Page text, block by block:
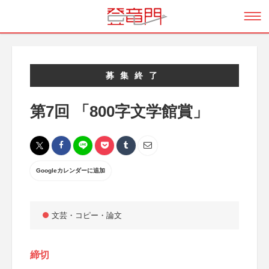
募集終了
第7回 「800字文学館賞」
Googleカレンダーに追加
文芸・コピー・論文
締切